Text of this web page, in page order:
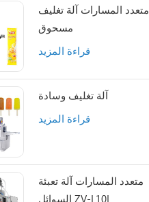
متعدد المسارات آلة تغليف
مسحوق
قراءة المزيد
آلة تغليف وسادة
قراءة المزيد
متعدد المسارات آلة تعبئة
السوائل ZV-L10L